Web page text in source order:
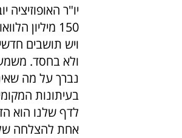
יו"ר
150 מיליון
ויש תושבים
ולא בחסד.
נברך על מה
בעיתונות
לדף שלנו הוא
אחת להצלחה של